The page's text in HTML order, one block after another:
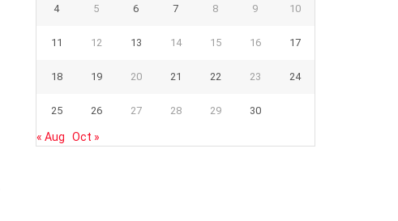
4 5 6 7 8 9 10
11 12 13 14 15 16 17
18 19 20 21 22 23 24
25 26 27 28 29 30
« Aug Oct »